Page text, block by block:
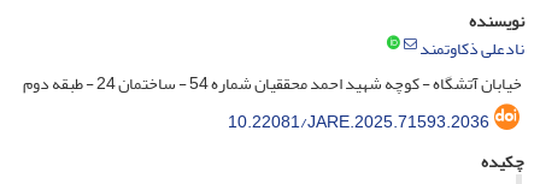
نویسنده
نادعلی ذکاوتمند
خیابان آتشگاه - کوچه شهید احمد محققیان شماره 54 - ساختمان 24 - طبقه دوم
10.22081/JARE.2025.71593.2036
چکیده